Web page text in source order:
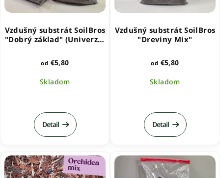
Vzdušný substrát SoilBros
"Dobrý základ" (Univerzal
od €5,80
Skladom
produktu
je
5,0
5
hviezdičiek.
Detail
Vzdušný substrát SoilBros
"Dreviny Mix"
od €5,80
Skladom
Detail